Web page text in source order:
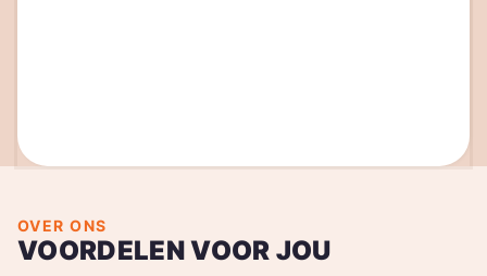
OVER ONS
VOORDELEN VOOR JOU